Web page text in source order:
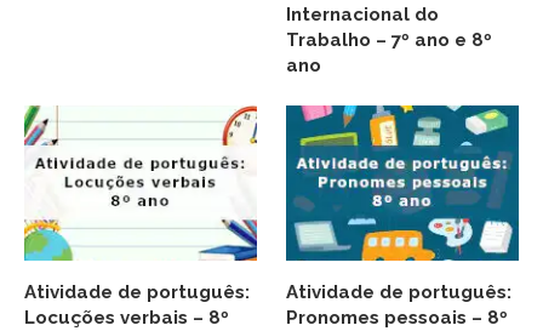
Internacional do
Trabalho – 7º ano e 8º
ano
Atividade de português:
Locuções verbais – 8º
Atividade de português:
Pronomes pessoais – 8º